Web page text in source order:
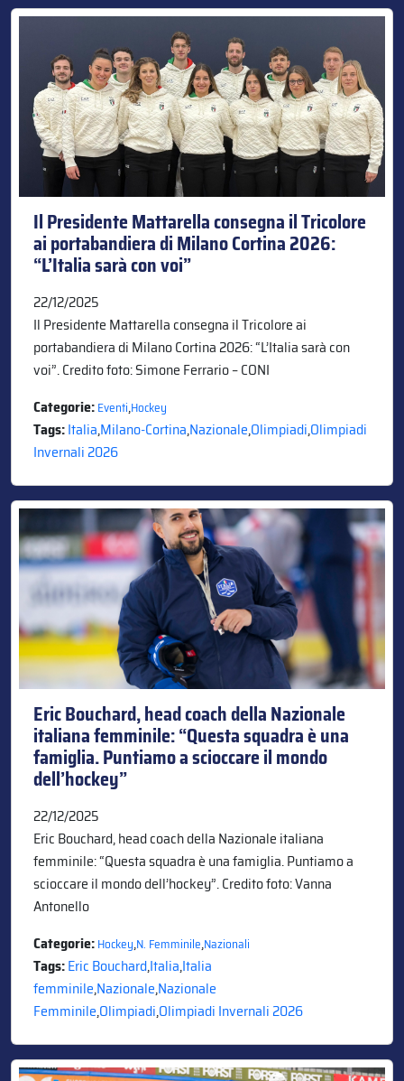
Il Presidente Mattarella consegna il Tricolore
ai portabandiera di Milano Cortina 2026:
“L’Italia sarà con voi”
22/12/2025
Il Presidente Mattarella consegna il Tricolore ai
portabandiera di Milano Cortina 2026: “L’Italia sarà con
voi”. Credito foto: Simone Ferrario – CONI
Categorie:Eventi,Hockey
Tags:Italia,Milano-Cortina,Nazionale,Olimpiadi,Olimpiadi
Invernali 2026
Eric Bouchard, head coach della Nazionale
italiana femminile: “Questa squadra è una
famiglia. Puntiamo a scioccare il mondo
dell’hockey”
22/12/2025
Eric Bouchard, head coach della Nazionale italiana
femminile: “Questa squadra è una famiglia. Puntiamo a
scioccare il mondo dell’hockey”. Credito foto: Vanna
Antonello
Categorie:Hockey,N. Femminile,Nazionali
Tags:Eric Bouchard,Italia,Italia
femminile,Nazionale,Nazionale
Femminile,Olimpiadi,Olimpiadi Invernali 2026